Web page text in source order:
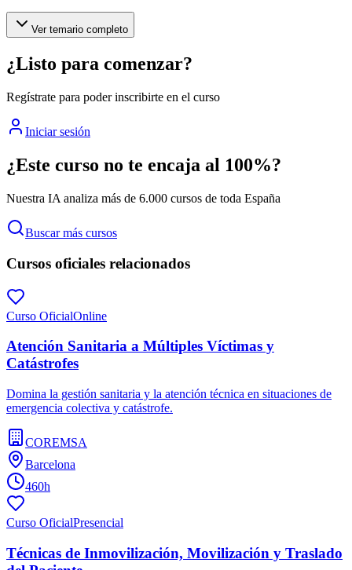
Ver temario completo
¿Listo para comenzar?
Regístrate para poder inscribirte en el curso
Iniciar sesión
¿Este curso no te encaja al 100%?
Nuestra IA analiza más de 6.000 cursos de toda España
Buscar más cursos
Cursos oficiales relacionados
Curso OficialOnline
Atención Sanitaria a Múltiples Víctimas y
Catástrofes
Domina la gestión sanitaria y la atención técnica en situaciones de
emergencia colectiva y catástrofe.
COREMSA
Barcelona
460h
Curso OficialPresencial
Técnicas de Inmovilización, Movilización y Traslado